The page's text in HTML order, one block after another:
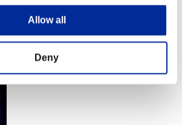
Allow all
Deny